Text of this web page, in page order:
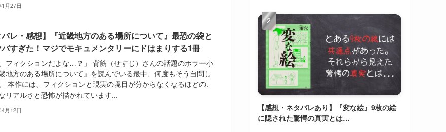
月27日
バレ・感想】『近畿地方のある場所について』最恐の袋と
バすぎた！マジでモキュメンタリーにドはまりする1冊
、フィクションだよな…？」 背筋（せすじ）さんの話題のホラー小
地方のある場所について』を読んでいる最中、何度もそう自問し
本作には、フィクションと現実の境目が分からなくなるほどの、
リアルさと恐怖が描かれています...
月12日
【感想・ネタバレあり】『変な絵』9枚の絵
に隠された驚愕の真実とは…